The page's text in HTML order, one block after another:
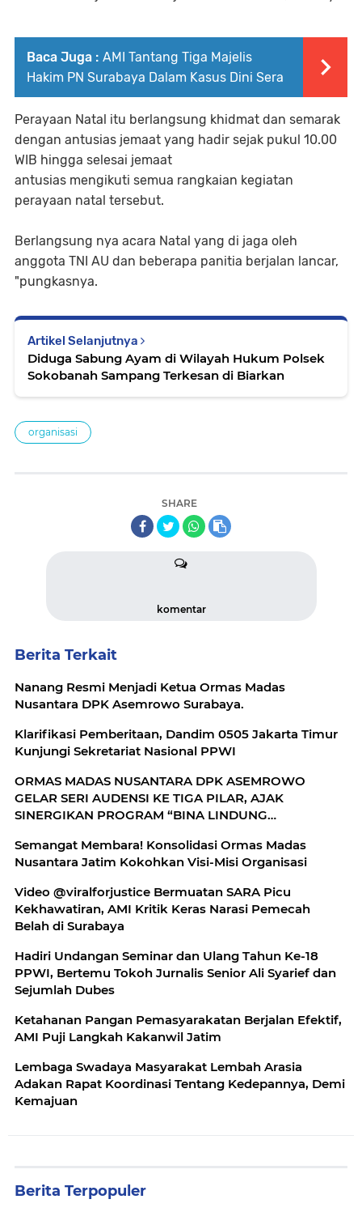
Baca Juga : AMI Tantang Tiga Majelis
Hakim PN Surabaya Dalam Kasus Dini Sera
Perayaan Natal itu berlangsung khidmat dan semarak
dengan antusias jemaat yang hadir sejak pukul 10.00
WIB hingga selesai jemaat
antusias mengikuti semua rangkaian kegiatan
perayaan natal tersebut.
Berlangsung nya acara Natal yang di jaga oleh
anggota TNI AU dan beberapa panitia berjalan lancar,
"pungkasnya.
Artikel Selanjutnya
Diduga Sabung Ayam di Wilayah Hukum Polsek
Sokobanah Sampang Terkesan di Biarkan
organisasi
SHARE
komentar
Berita Terkait
Nanang Resmi Menjadi Ketua Ormas Madas
Nusantara DPK Asemrowo Surabaya.
Klarifikasi Pemberitaan, Dandim 0505 Jakarta Timur
Kunjungi Sekretariat Nasional PPWI
ORMAS MADAS NUSANTARA DPK ASEMROWO
GELAR SERI AUDENSI KE TIGA PILAR, AJAK
SINERGIKAN PROGRAM “BINA LINDUNG
Semangat Membara! Konsolidasi Ormas Madas
Nusantara Jatim Kokohkan Visi-Misi Organisasi
Video @viralforjustice Bermuatan SARA Picu
Kekhawatiran, AMI Kritik Keras Narasi Pemecah
Belah di Surabaya
Hadiri Undangan Seminar dan Ulang Tahun Ke-18
PPWI, Bertemu Tokoh Jurnalis Senior Ali Syarief dan
Sejumlah Dubes
Ketahanan Pangan Pemasyarakatan Berjalan Efektif,
AMI Puji Langkah Kakanwil Jatim
Lembaga Swadaya Masyarakat Lembah Arasia
Adakan Rapat Koordinasi Tentang Kedepannya, Demi
Kemajuan
Berita Terpopuler